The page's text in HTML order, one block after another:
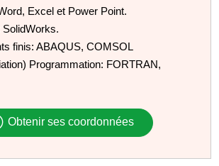
Excel et Power Point.
finis: ABAQUS, COMSOL
Programmation: FORTRAN,
Obtenir ses coordonnées